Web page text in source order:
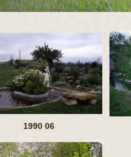
1990 06